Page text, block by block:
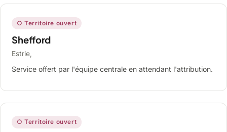
○ Territoire ouvert
Shefford
Estrie,
Service offert par l'équipe centrale en attendant l'attribution.
○ Territoire ouvert